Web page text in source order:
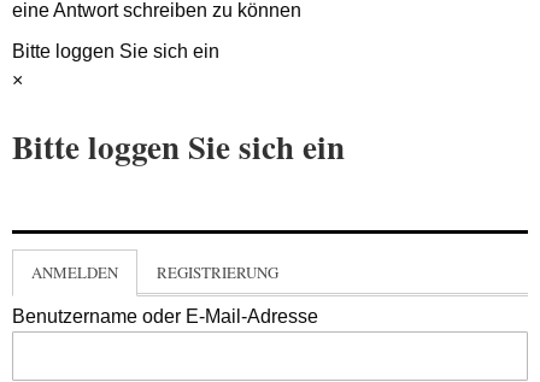
eine Antwort schreiben zu können
Bitte loggen Sie sich ein
×
Bitte loggen Sie sich ein
ANMELDEN REGISTRIERUNG
Benutzername oder E-Mail-Adresse